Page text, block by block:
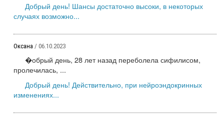
Добрый день! Шансы достаточно высоки, в некоторых
случаях возможно...
Оксана / 06.10.2023
�обрый день, 28 лет назад переболела сифилисом,
пролечилась, ...
Добрый день! Действительно, при нейроэндокринных
изменениях...